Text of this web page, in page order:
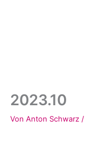
2023.10
Von Anton Schwarz /